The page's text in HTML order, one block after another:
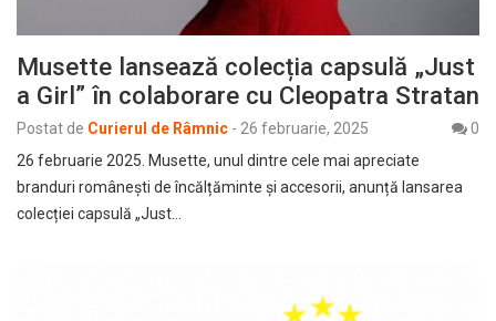
Musette lansează colecția capsulă „Just
a Girl” în colaborare cu Cleopatra Stratan
Postat de Curierul de Râmnic - 26 februarie, 2025
0
26 februarie 2025. Musette, unul dintre cele mai apreciate
branduri românești de încălțăminte și accesorii, anunță lansarea
colecției capsulă „Just…